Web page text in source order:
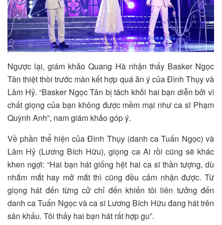
Ngược lại, giám khảo Quang Hà nhận thấy Basker Ngọc
Tân thiệt thòi trước màn kết hợp quá ăn ý của Đình Thụy và
Lâm Hỷ. “Basker Ngọc Tân bị tách khỏi hai bạn diễn bởi vì
chất giọng của bạn không được mềm mại như ca sĩ Phạm
Quỳnh Anh”, nam giám khảo góp ý.
Về phần thể hiện của Đình Thụy (danh ca Tuấn Ngọc) và
Lâm Hỷ (Lương Bích Hữu), giọng ca Ai rồi cũng sẽ khác
khen ngợi: “Hai bạn hát giống hệt hai ca sĩ thần tượng, dù
nhắm mắt hay mở mắt thì cũng đều cảm nhận được. Từ
giọng hát đến từng cử chỉ đến khiến tôi liên tưởng đến
danh ca Tuấn Ngọc và ca sĩ Lương Bích Hữu đang hát trên
sân khấu. Tôi thấy hai bạn hát rất hợp gu”.